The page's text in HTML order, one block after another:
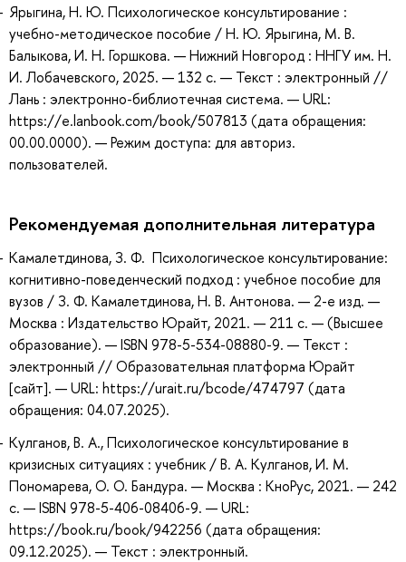
Ярыгина, Н. Ю. Психологическое консультирование :
учебно-методическое пособие / Н. Ю. Ярыгина, М. В.
Балыкова, И. Н. Горшкова. — Нижний Новгород : ННГУ им. Н.
И. Лобачевского, 2025. — 132 с. — Текст : электронный //
Лань : электронно-библиотечная система. — URL:
https://e.lanbook.com/book/507813 (дата обращения:
00.00.0000). — Режим доступа: для авториз.
пользователей.
Рекомендуемая дополнительная литература
Камалетдинова, З. Ф. Психологическое консультирование:
когнитивно-поведенческий подход : учебное пособие для
вузов / З. Ф. Камалетдинова, Н. В. Антонова. — 2-е изд. —
Москва : Издательство Юрайт, 2021. — 211 с. — (Высшее
образование). — ISBN 978-5-534-08880-9. — Текст :
электронный // Образовательная платформа Юрайт
[сайт]. — URL: https://urait.ru/bcode/474797 (дата
обращения: 04.07.2025).
Кулганов, В. А., Психологическое консультирование в
кризисных ситуациях : учебник / В. А. Кулганов, И. М.
Пономарева, О. О. Бандура. — Москва : КноРус, 2021. — 242
с. — ISBN 978-5-406-08406-9. — URL:
https://book.ru/book/942256 (дата обращения:
09.12.2025). — Текст : электронный.